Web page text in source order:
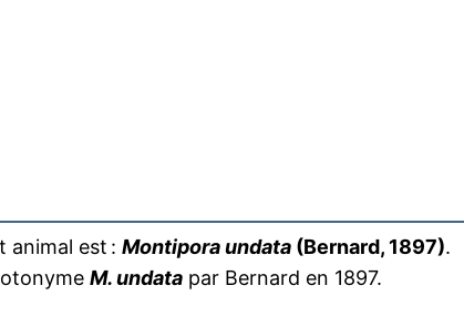
animal est : Montipora undata (Bernard, 1897).
M. undata par Bernard en 1897.